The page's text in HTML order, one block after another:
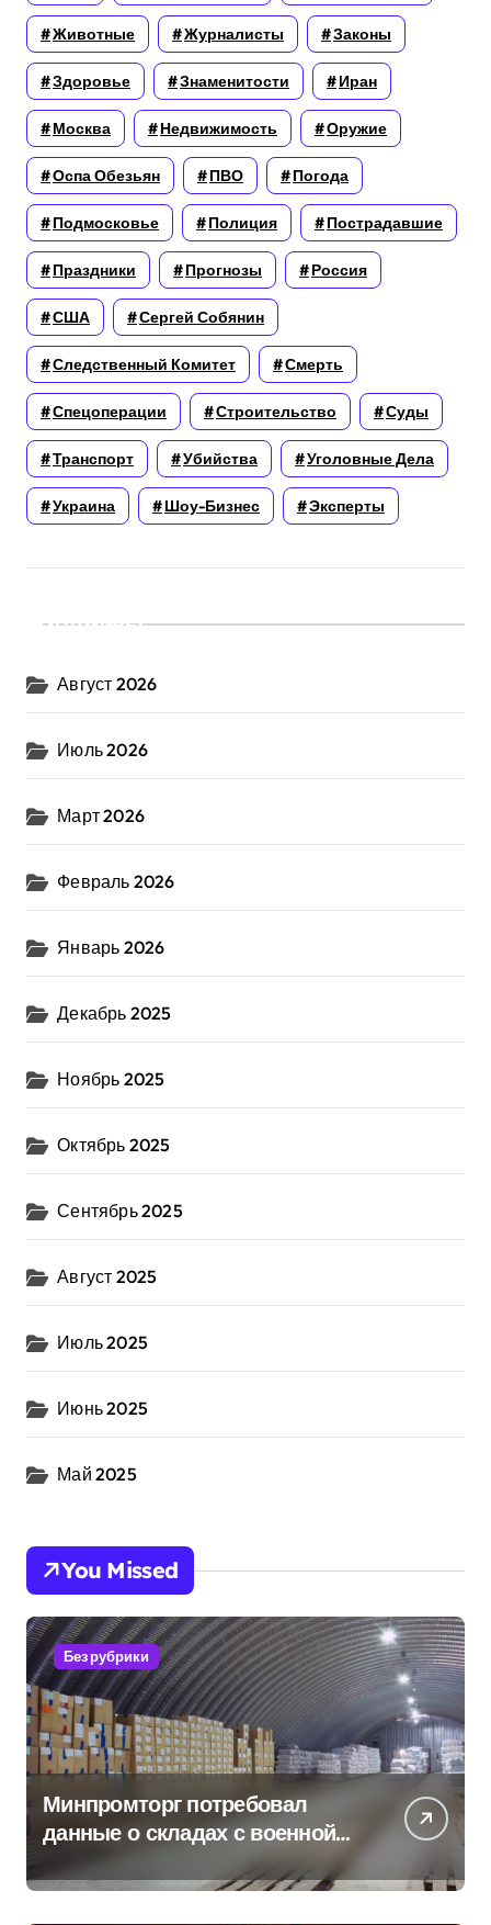
Животные Журналисты Законы
Здоровье Знаменитости Иран
Москва Недвижимость Оружие
Оспа Обезьян ПВО Погода
Подмосковье Полиция Пострадавшие
Праздники Прогнозы Россия
США Сергей Собянин
Следственный Комитет Смерть
Спецоперации Строительство Суды
Транспорт Убийства Уголовные Дела
Украина Шоу-Бизнес Эксперты
Архивы
Август 2026
Июль 2026
Март 2026
Февраль 2026
Январь 2026
Декабрь 2025
Ноябрь 2025
Октябрь 2025
Сентябрь 2025
Август 2025
Июль 2025
Июнь 2025
Май 2025
You Missed
Без рубрики
Минпромторг потребовал
данные о складах с военной
продукцией: предприятия
обратились в СК